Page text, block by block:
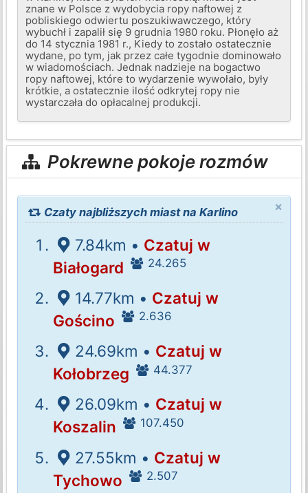
znane w Polsce z wydobycia ropy naftowej z
pobliskiego odwiertu poszukiwawczego, który
wybuchł i zapalił się 9 grudnia 1980 roku. Płonęło aż
do 14 stycznia 1981 r., Kiedy to zostało ostatecznie
wydane, po tym, jak przez całe tygodnie dominowało
w wiadomościach. Jednak nadzieje na bogactwo
ropy naftowej, które to wydarzenie wywołało, były
krótkie, a ostatecznie ilość odkrytej ropy nie
wystarczała do opłacalnej produkcji.
Pokrewne pokoje rozmów
×
Czaty najbliższych miast na Karlino
7.84km • Czatuj w
Białogard
24.265
14.77km • Czatuj w
Gościno
2.636
24.69km • Czatuj w
Kołobrzeg
44.377
26.09km • Czatuj w
Koszalin
107.450
27.55km • Czatuj w
Tychowo
2.507